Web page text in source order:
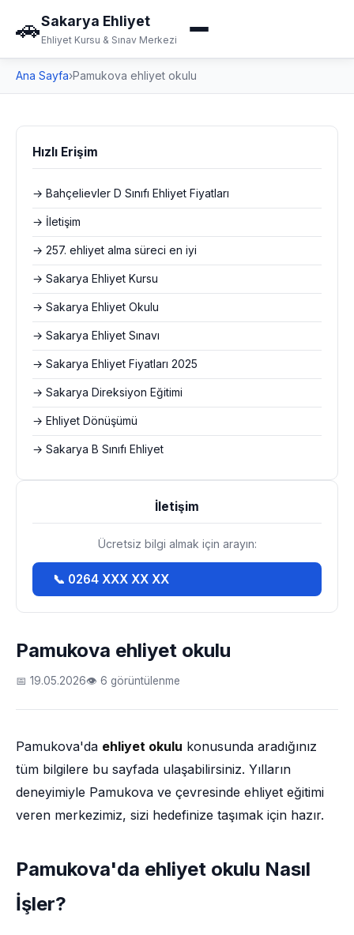
🚗Sakarya Ehliyet
Ehliyet Kursu & Sınav Merkezi
Ana Sayfa›Pamukova ehliyet okulu
Pamukova ehliyet okulu
📅 19.05.2026👁 6 görüntülenme
Pamukova'da ehliyet okulu konusunda aradığınız
tüm bilgilere bu sayfada ulaşabilirsiniz. Yılların
deneyimiyle Pamukova ve çevresinde ehliyet eğitimi
veren merkezimiz, sizi hedefinize taşımak için hazır.
Pamukova'da ehliyet okulu Nasıl
İşler?
Hızlı Erişim
→ Bahçelievler D Sınıfı Ehliyet Fiyatları
→ İletişim
→ 257. ehliyet alma süreci en iyi
→ Sakarya Ehliyet Kursu
→ Sakarya Ehliyet Okulu
→ Sakarya Ehliyet Sınavı
→ Sakarya Ehliyet Fiyatları 2025
→ Sakarya Direksiyon Eğitimi
→ Ehliyet Dönüşümü
→ Sakarya B Sınıfı Ehliyet
İletişim
Ücretsiz bilgi almak için arayın:
📞 0264 XXX XX XX